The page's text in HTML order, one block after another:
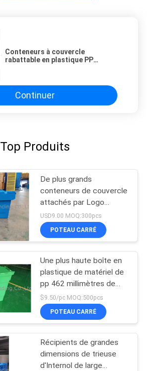
Conteneurs à couvercle
rabattable en plastique PP
personnalisée et impression de
grand logo pour le chargement
Continuer
Top Produits
De plus grands
conteneurs de couvercle
attachés par Logo
Printing Stack Nest
Plastic
USD9.00 MOQ:300pcs
POTEAU CARRÉ
Une plus haute boîte en
plastique de matériel de
pp 462 millimètres de
taille colore davantage
adapté aux besoins du
client
$9.50/pc MOQ:500pcs
POTEAU CARRÉ
Récipients de grandes
dimensions de trieuse
d'Internol de large